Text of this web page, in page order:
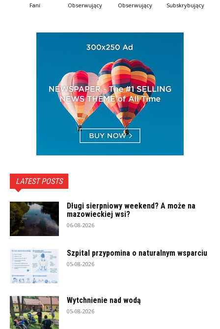
Fani Obserwujący Obserwujący Subskrybujący
LATEST POSTS
Długi sierpniowy weekend? A może na
mazowieckiej wsi?
06-08-2026
Szpital przypomina o naturalnym wsparciu
05-08-2026
Wytchnienie nad wodą
05-08-2026